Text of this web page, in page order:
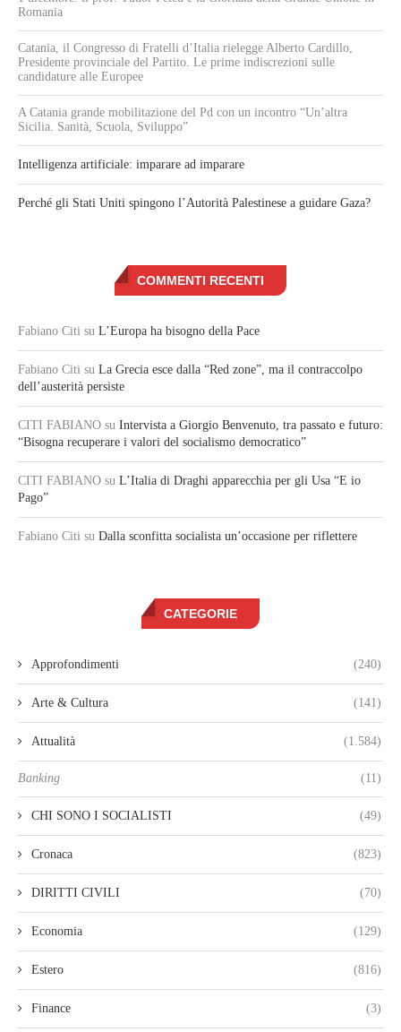
Romania
Catania, il Congresso di Fratelli d’Italia rielegge Alberto Cardillo,
Presidente provinciale del Partito. Le prime indiscrezioni sulle
candidature alle Europee
A Catania grande mobilitazione del Pd con un incontro “Un’altra
Sicilia. Sanità, Scuola, Sviluppo”
Intelligenza artificiale: imparare ad imparare
Perché gli Stati Uniti spingono l’Autorità Palestinese a guidare Gaza?
COMMENTI RECENTI
Fabiano Citi su L’Europa ha bisogno della Pace
Fabiano Citi su La Grecia esce dalla “Red zone”, ma il contraccolpo
dell’austerità persiste
CITI FABIANO su Intervista a Giorgio Benvenuto, tra passato e futuro:
“Bisogna recuperare i valori del socialismo democratico”
CITI FABIANO su L’Italia di Draghi apparecchia per gli Usa “E io
Pago”
Fabiano Citi su Dalla sconfitta socialista un’occasione per riflettere
CATEGORIE
Approfondimenti (240)
Arte & Cultura (141)
Attualità (1.584)
Banking (11)
CHI SONO I SOCIALISTI (49)
Cronaca (823)
DIRITTI CIVILI (70)
Economia (129)
Estero (816)
Finance (3)